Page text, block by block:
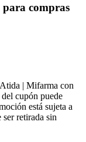
compras
| Mifarma con
cupón puede
está sujeta a
retirada sin